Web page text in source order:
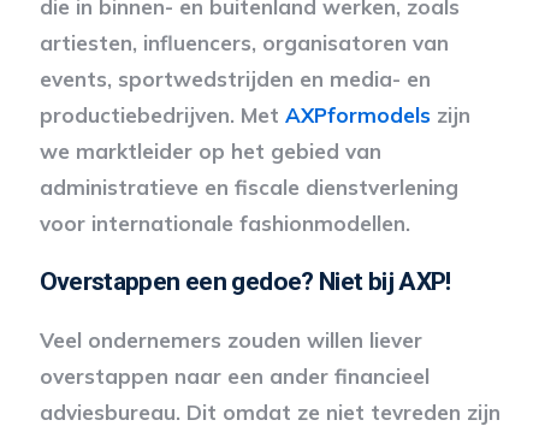
die in binnen- en buitenland werken, zoals
artiesten, influencers, organisatoren van
events, sportwedstrijden en media- en
productiebedrijven. Met AXPformodelszijn
we marktleider op het gebied van
administratieve en fiscale dienstverlening
voor internationale fashionmodellen.
Overstappen een gedoe? Niet bij AXP!
Veel ondernemers zouden willen liever
overstappen naar een ander financieel
adviesbureau. Dit omdat ze niet tevreden zijn